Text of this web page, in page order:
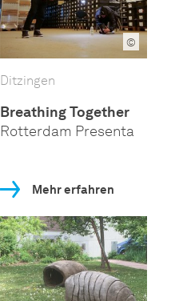
©
Ditzingen
Breathing Together
Rotterdam Presenta
Mehr erfahren